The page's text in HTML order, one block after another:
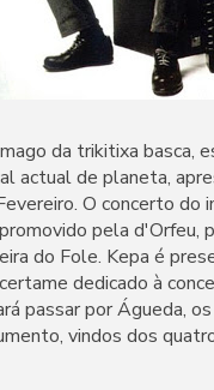
da trikitixa basca,
actual de planeta,
O concerto do
pela d'Orfeu,
do Fole. Kepa é
dedicado à
passar por Águeda,
vindos dos